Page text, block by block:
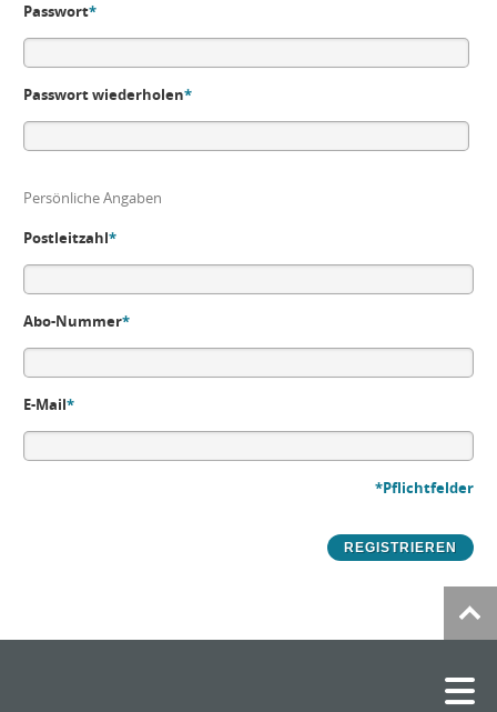
Passwort*
Passwort wiederholen*
Persönliche Angaben
Postleitzahl*
Abo-Nummer*
E-Mail*
*Pflichtfelder